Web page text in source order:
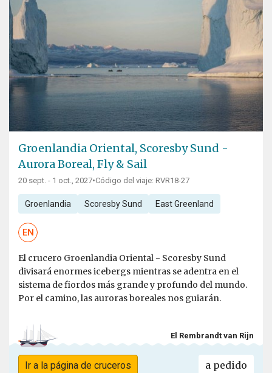
Groenlandia Oriental, Scoresby Sund -
Aurora Boreal, Fly & Sail
20 sept. - 1 oct., 2027•Código del viaje: RVR18-27
Groenlandia Scoresby Sund East Greenland
EN
El crucero Groenlandia Oriental - Scoresby Sund
divisará enormes icebergs mientras se adentra en el
sistema de fiordos más grande y profundo del mundo.
Por el camino, las auroras boreales nos guiarán.
El Rembrandt van Rijn
Ir a la página de cruceros a pedido